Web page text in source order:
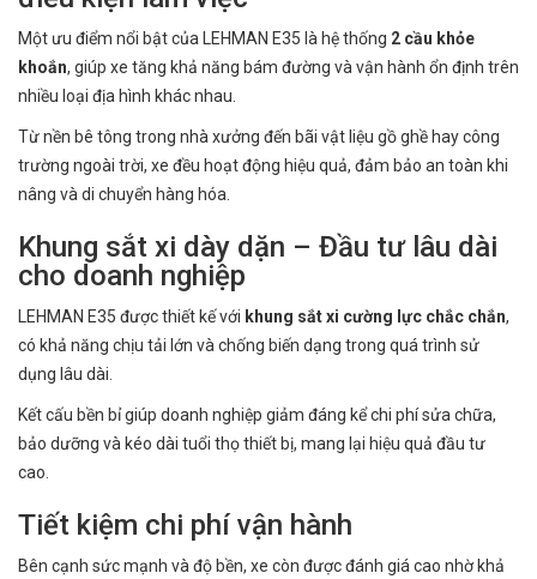
Một ưu điểm nổi bật của LEHMAN E35 là hệ thống 2 cầu khỏe
khoắn, giúp xe tăng khả năng bám đường và vận hành ổn định trên
nhiều loại địa hình khác nhau.
Từ nền bê tông trong nhà xưởng đến bãi vật liệu gồ ghề hay công
trường ngoài trời, xe đều hoạt động hiệu quả, đảm bảo an toàn khi
nâng và di chuyển hàng hóa.
Khung sắt xi dày dặn – Đầu tư lâu dài
cho doanh nghiệp
LEHMAN E35 được thiết kế với khung sắt xi cường lực chắc chắn,
có khả năng chịu tải lớn và chống biến dạng trong quá trình sử
dụng lâu dài.
Kết cấu bền bỉ giúp doanh nghiệp giảm đáng kể chi phí sửa chữa,
bảo dưỡng và kéo dài tuổi thọ thiết bị, mang lại hiệu quả đầu tư
cao.
Tiết kiệm chi phí vận hành
Bên cạnh sức mạnh và độ bền, xe còn được đánh giá cao nhờ khả